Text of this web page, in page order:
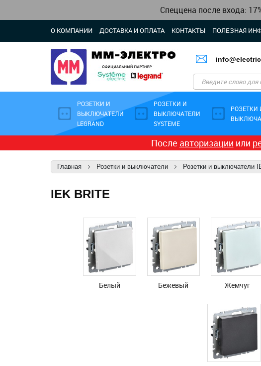
Спеццена после входа:
О КОМПАНИИ ДОСТАВКА И ОПЛАТА КОНТАКТЫ ПОЛЕЗНАЯ
РОЗЕТКИ И
ВЫКЛЮЧАТЕЛИ
LEGRAND
РОЗЕТКИ И
ВЫКЛЮЧАТЕЛИ
SYSTEME
РОЗЕТКИ
После авторизации или
Главная Розетки и выключатели Розетки и выключатели
IEK BRITE
Белый Бежевый Жемчуг